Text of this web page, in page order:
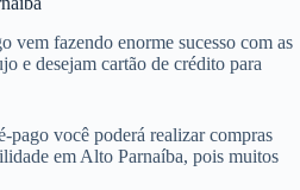
vem fazendo enorme sucesso com as
e desejam cartão de crédito para
pago você poderá realizar compras
em Alto Parnaíba, pois muitos